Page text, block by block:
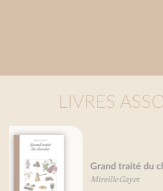
LIVRES
Petit traité de
Mireille Gayet